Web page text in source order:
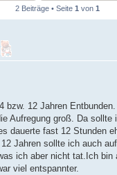
2 Beiträge • Seite 1 von 1
bzw. 12 Jahren
Aufregung groß. Da sollte
dauerte fast 12 Stunden
Jahren sollte ich auch
ich aber nicht tat.Ich bin
viel entspannter.